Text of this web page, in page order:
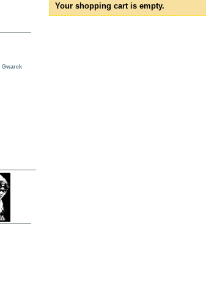
Your shopping cart is empty.